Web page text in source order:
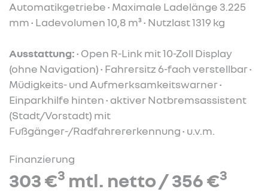
Automatikgetriebe • Maximale Ladelänge 3.225
mm • Ladevolumen 10,8 m³ • Nutzlast 1319 kg
Ausstattung:• Open R-Link mit 10-Zoll Display
(ohne Navigation) • Fahrersitz 6-fach verstellbar •
Müdigkeits- und Aufmerksamkeitswarner •
Einparkhilfe hinten • aktiver Notbremsassistent
(Stadt/Vorstadt) mit
Fußgänger-/Radfahrererkennung • u.v.m.
Finanzierung
303 €3 mtl. netto / 356 €3